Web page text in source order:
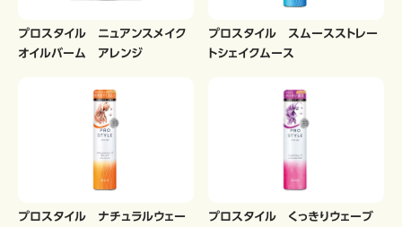
プロスタイル ニュアンスメイク
オイルバーム アレンジ
プロスタイル スムースストレー
トシェイクムース
プロスタイル ナチュラルウェー
プロスタイル くっきりウェーブ